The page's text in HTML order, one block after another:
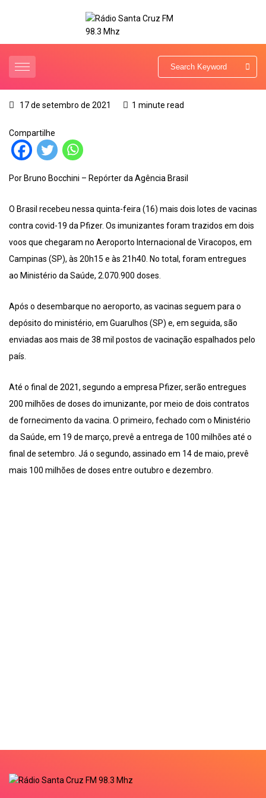
17 de setembro de 2021 1 minute read
Compartilhe
Por Bruno Bocchini – Repórter da Agência Brasil
O Brasil recebeu nessa quinta-feira (16) mais dois lotes de vacinas
contra covid-19 da Pfizer. Os imunizantes foram trazidos em dois
voos que chegaram no Aeroporto Internacional de Viracopos, em
Campinas (SP), às 20h15 e às 21h40. No total, foram entregues
ao Ministério da Saúde, 2.070.900 doses.
Após o desembarque no aeroporto, as vacinas seguem para o
depósito do ministério, em Guarulhos (SP) e, em seguida, são
enviadas aos mais de 38 mil postos de vacinação espalhados pelo
país.
Até o final de 2021, segundo a empresa Pfizer, serão entregues
200 milhões de doses do imunizante, por meio de dois contratos
de fornecimento da vacina. O primeiro, fechado com o Ministério
da Saúde, em 19 de março, prevê a entrega de 100 milhões até o
final de setembro. Já o segundo, assinado em 14 de maio, prevê
mais 100 milhões de doses entre outubro e dezembro.